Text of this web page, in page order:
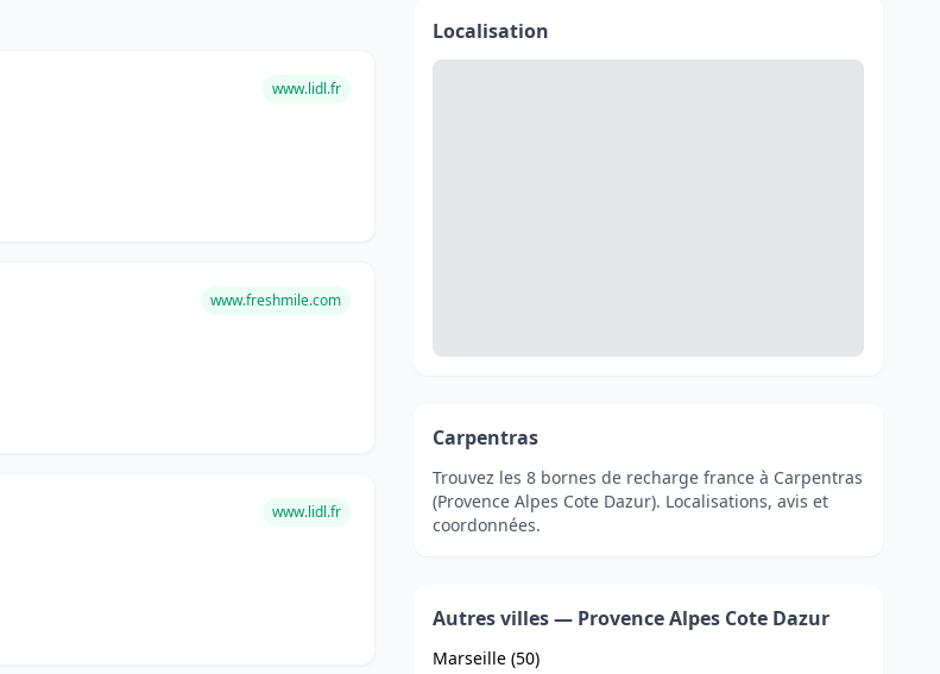
www.lidl.fr
www.freshmile.com
www.lidl.fr
Localisation
Carpentras
Trouvez les 8 bornes de recharge france à Carpentras
(Provence Alpes Cote Dazur). Localisations, avis et
coordonnées.
Autres villes — Provence Alpes Cote Dazur
Marseille (50)